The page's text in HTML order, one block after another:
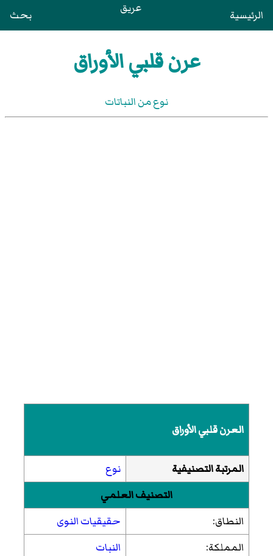
الرئيسية عريق بحث
عرن قلبي الأوراق
نوع من النباتات
العرن قلبي الأوراق
المرتبة التصنيفية
نوع
التصنيف العلمي
النطاق:
حقيقيات النوى
المملكة:
النبات